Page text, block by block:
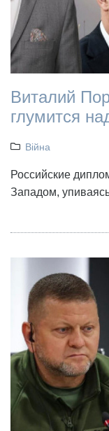
Виталий
глумится
Війна
Российские
Западом,